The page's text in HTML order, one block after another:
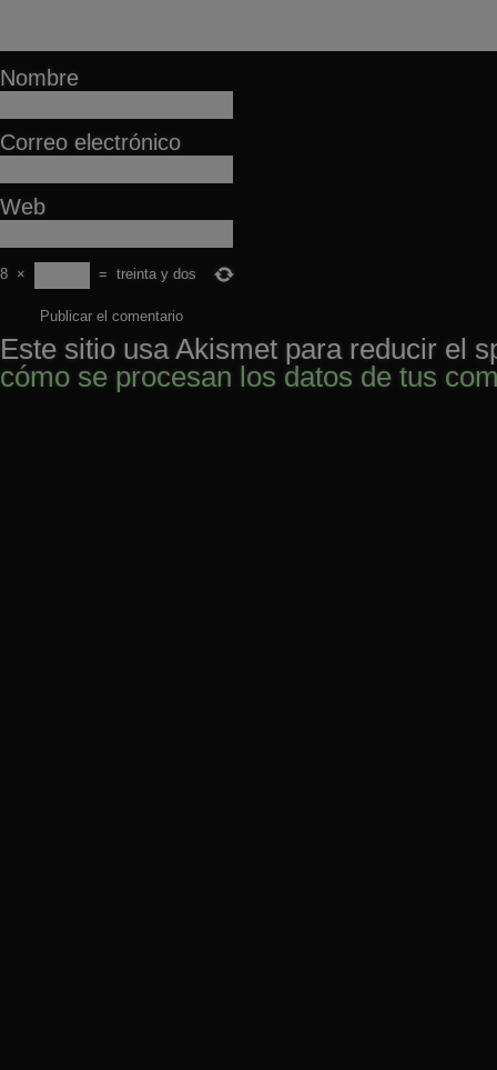
Nombre
Correo electrónico
Web
8 × = treinta y dos
Este sitio usa Akismet para reducir el
cómo se procesan los datos de tus